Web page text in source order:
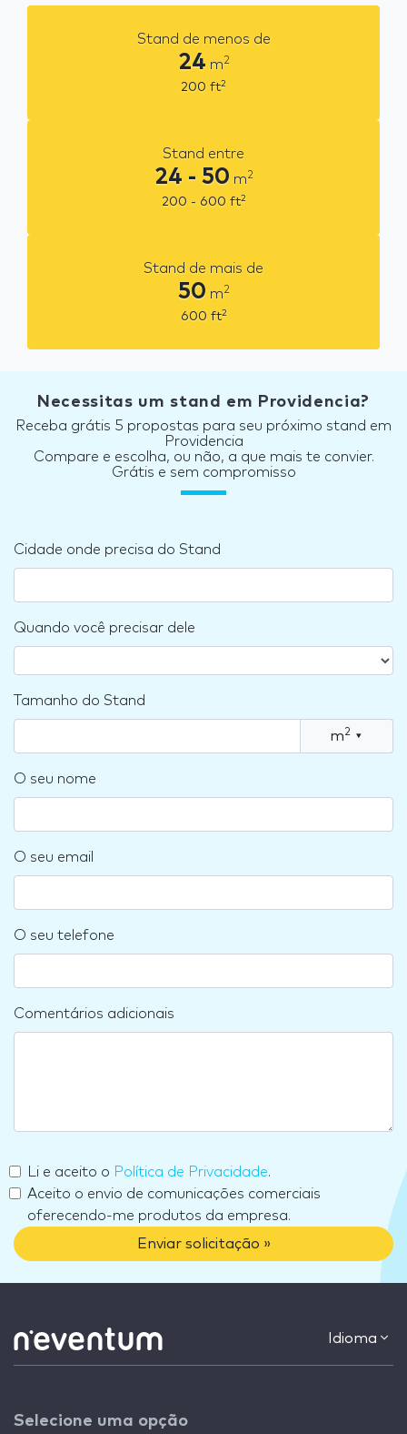
Stand de menos de
24 m2
200 ft2
Stand entre
24 - 50 m2
200 - 600 ft2
Stand de mais de
50 m2
600 ft2
Necessitas um stand em Providencia?
Receba grátis 5 propostas para seu próximo stand em
Providencia
Compare e escolha, ou não, a que mais te convier.
Grátis e sem compromisso
Cidade onde precisa do Stand
Quando você precisar dele
Tamanho do Stand
m2 ▾
O seu nome
O seu email
O seu telefone
Comentários adicionais
Li e aceito o Política de Privacidade.
Aceito o envio de comunicações comerciais
oferecendo-me produtos da empresa.
Enviar solicitação »
Idioma
Selecione uma opção